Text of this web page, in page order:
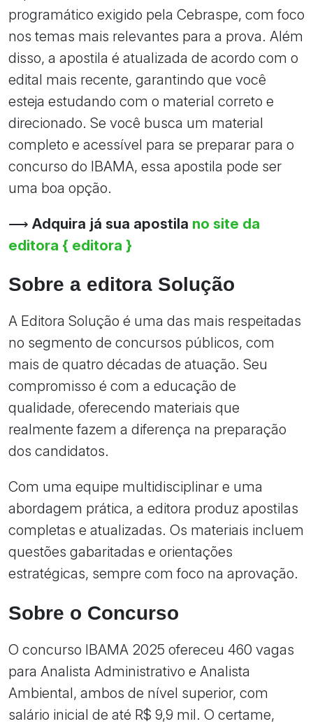
programático exigido pela Cebraspe, com foco
nos temas mais relevantes para a prova. Além
disso, a apostila é atualizada de acordo com o
edital mais recente, garantindo que você
esteja estudando com o material correto e
direcionado. Se você busca um material
completo e acessível para se preparar para o
concurso do IBAMA, essa apostila pode ser
uma boa opção.
⟶ Adquira já sua apostila no site da
editora { editora }
Sobre a editora Solução
A Editora Solução é uma das mais respeitadas
no segmento de concursos públicos, com
mais de quatro décadas de atuação. Seu
compromisso é com a educação de
qualidade, oferecendo materiais que
realmente fazem a diferença na preparação
dos candidatos.
Com uma equipe multidisciplinar e uma
abordagem prática, a editora produz apostilas
completas e atualizadas. Os materiais incluem
questões gabaritadas e orientações
estratégicas, sempre com foco na aprovação.
Sobre o Concurso
O concurso IBAMA 2025 ofereceu 460 vagas
para Analista Administrativo e Analista
Ambiental, ambos de nível superior, com
salário inicial de até R$ 9,9 mil. O certame,